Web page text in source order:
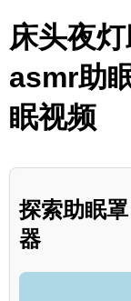
床头夜
asmr助
眠视频
探索助眠
器